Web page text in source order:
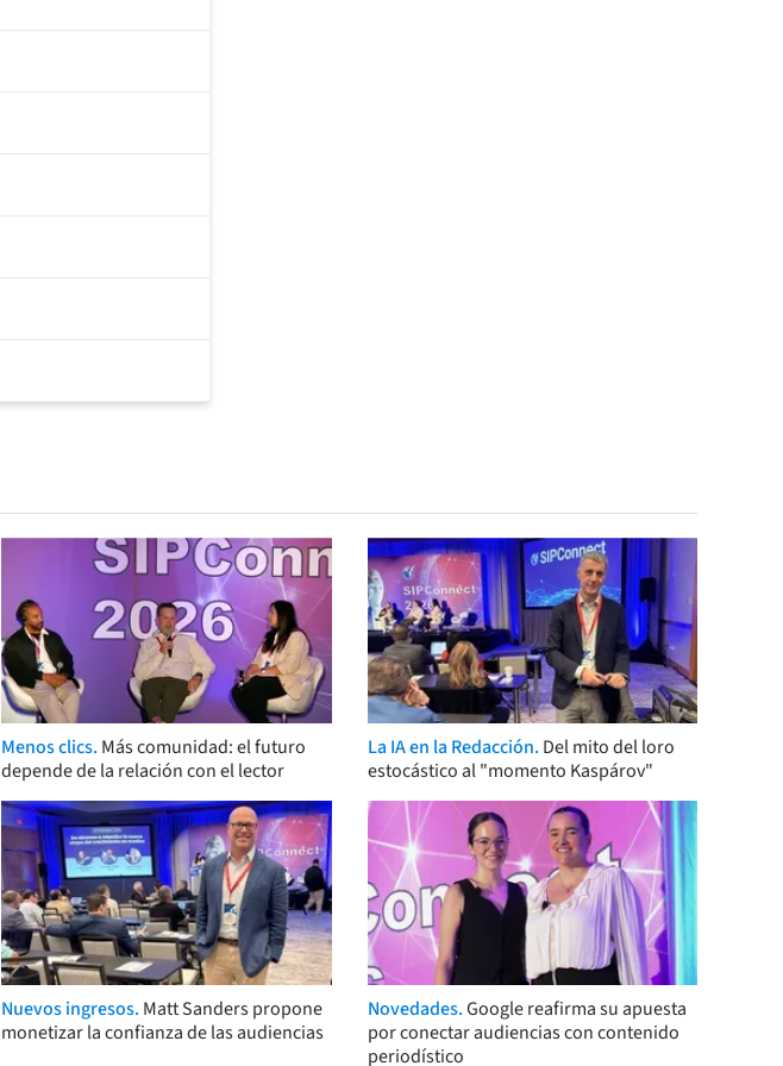
Menos clics. Más comunidad: el futuro
depende de la relación con el lector
La IA en la Redacción. Del mito del loro
estocástico al "momento Kaspárov"
Nuevos ingresos. Matt Sanders propone
monetizar la confianza de las audiencias
Novedades.Google reafirma su apuesta
por conectar audiencias con contenido
periodístico